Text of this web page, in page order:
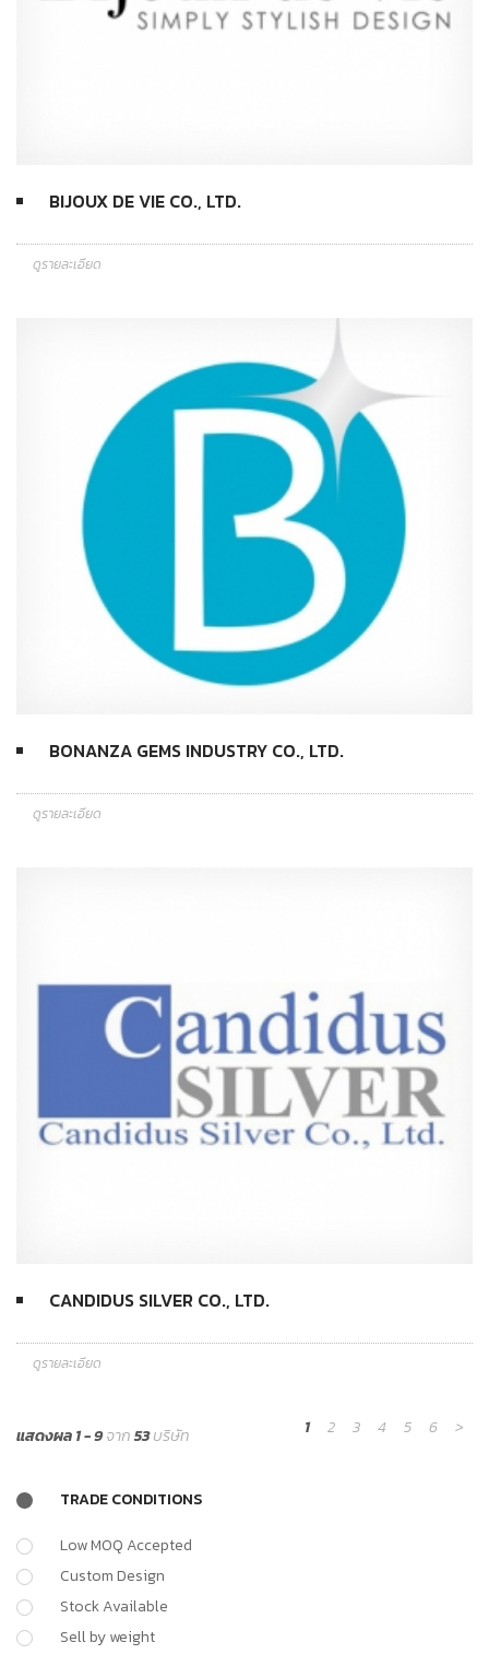
BIJOUX DE VIE CO., LTD.
ดูรายละเอียด
BONANZA GEMS INDUSTRY CO., LTD.
ดูรายละเอียด
CANDIDUS SILVER CO., LTD.
ดูรายละเอียด
แสดงผล 1 - 9จาก53บริษัท 1 2 3 4 5 6 >
TRADE CONDITIONS
Low MOQ Accepted
Custom Design
Stock Available
Sell by weight